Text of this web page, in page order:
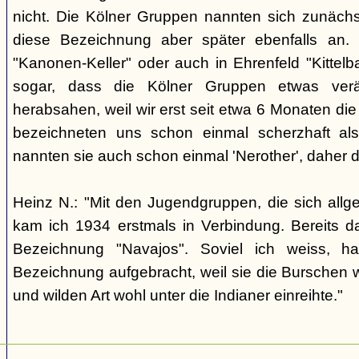
nicht. Die Kölner Gruppen nannten sich
diese Bezeichnung aber später ebenfalls
"Kanonen-Keller" oder auch in Ehrenfeld
sogar, dass die Kölner Gruppen etwas
herabsahen, weil wir erst seit etwa 6 Monaten
bezeichneten uns schon einmal scherzhaft
nannten sie auch schon einmal 'Nerother', daher
Heinz N.: "Mit den Jugendgruppen, die sich
kam ich 1934 erstmals in Verbindung. Bereits
Bezeichnung "Navajos". Soviel ich weiss,
Bezeichnung aufgebracht, weil sie die Burschen
und wilden Art wohl unter die Indianer einreihte."